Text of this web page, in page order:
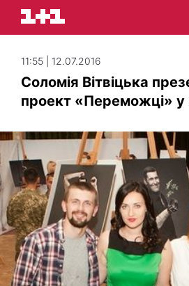
11:55 | 12.07.2016
Соломія Вітвіцька
проект «Переможці» у